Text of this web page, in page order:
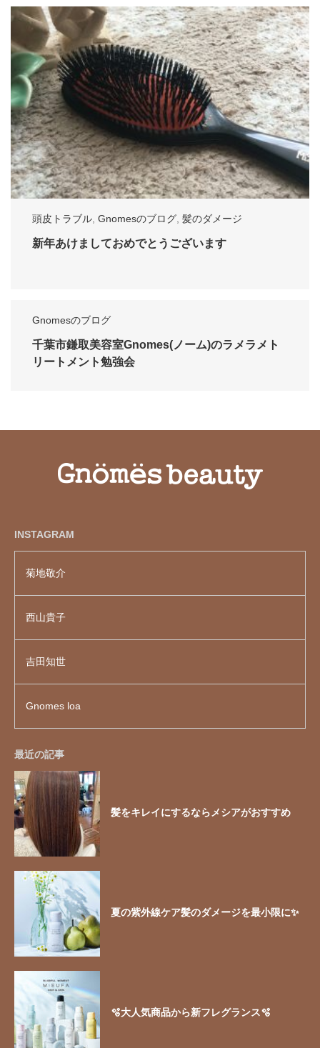
頭皮トラブル, Gnomesのブログ, 髪のダメージ
新年あけましておめでとうございます
Gnomesのブログ
千葉市鎌取美容室Gnomes(ノーム)のラメラメト
リートメント勉強会
INSTAGRAM
菊地敬介
西山貴子
吉田知世
Gnomes loa
最近の記事
髪をキレイにするならメシアがおすすめ
夏の紫外線ケア髪のダメージを最小限に✨
🫧大人気商品から新フレグランス🫧